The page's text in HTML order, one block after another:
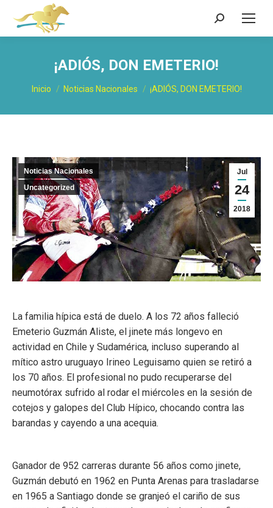
Buscar:
¡ADIÓS, DON EMETERIO!
Estás aquí:
Inicio Noticias Nacionales ¡ADIÓS, DON EMETERIO!
Jul
24
2018
Noticias Nacionales
Uncategorized
La familia hípica está de duelo. A los 72 años falleció
Emeterio Guzmán Aliste, el jinete más longevo en
actividad en Chile y Sudamérica, incluso superando al
mítico astro uruguayo Irineo Leguisamo quien se retiró a
los 70 años. El profesional no pudo recuperarse del
neumotórax sufrido al rodar el miércoles en la sesión de
cotejos y galopes del Club Hípico, chocando contra las
barandas y cayendo a una acequia.
Ganador de 952 carreras durante 56 años como jinete,
Guzmán debutó en 1962 en Punta Arenas para trasladarse
en 1965 a Santiago donde se granjeó el cariño de sus